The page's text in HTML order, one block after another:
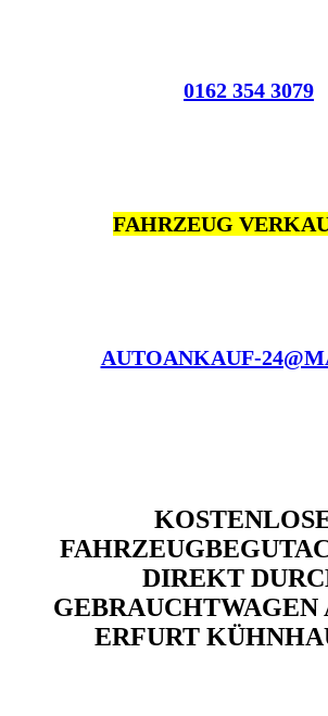
0162 354 3079
FAHRZEUG
AUTOANKAUF-
DIREKT
GEBRAUCHTWAGEN
ERFURT